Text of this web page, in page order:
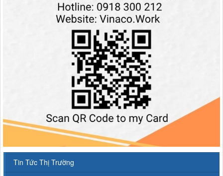
Tin Tức Thị Trường